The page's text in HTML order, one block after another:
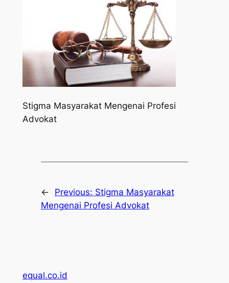
Stigma Masyarakat Mengenai Profesi
Advokat
← Previous: Stigma Masyarakat
Mengenai Profesi Advokat
equal.co.id